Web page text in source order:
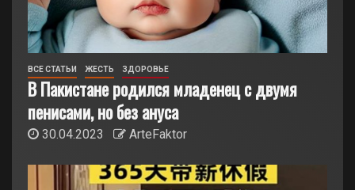
ВСЕ СТАТЬИ ЖЕСТЬ ЗДОРОВЬЕ
В Пакистане родился младенец с двумя
пенисами, но без ануса
30.04.2023 ArteFaktor